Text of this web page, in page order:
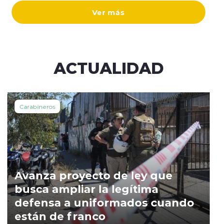
Ver más
ACTUALIDAD
Carabineros
Avanza proyecto de ley que
busca ampliar la legítima
defensa a uniformados cuando
están de franco